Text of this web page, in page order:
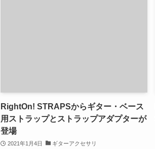
RightOn! STRAPSからギター・ベース
用ストラップとストラップアダプターが
登場
2021年1月4日 ギターアクセサリ